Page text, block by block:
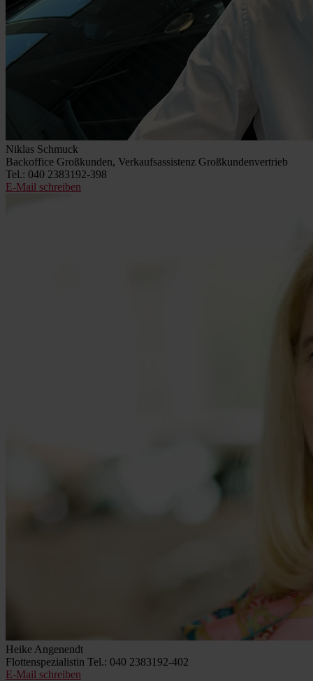
Niklas Schmuck
Backoffice Großkunden, Verkaufsassistenz Großkundenvertrieb
Tel.: 040 2383192-398
E-Mail schreiben
Heike Angenendt
Flottenspezialistin Tel.: 040 2383192-402
E-Mail schreiben